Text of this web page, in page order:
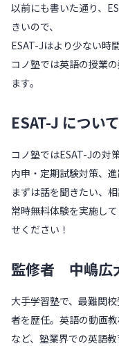
以前にも書いた通り、
きいので、
ESAT-Jはより少ない時
コノ塾では英語の授業
ます。
ESAT-J につい
コノ塾ではESAT-Jの対
内申・定期試験対策、
まずは話を聞きたい、
常時無料体験を実施し
せください！
監修者 中嶋広
大手学習塾で、最難関
者を歴任。英語の動画
など、塾業界での英語